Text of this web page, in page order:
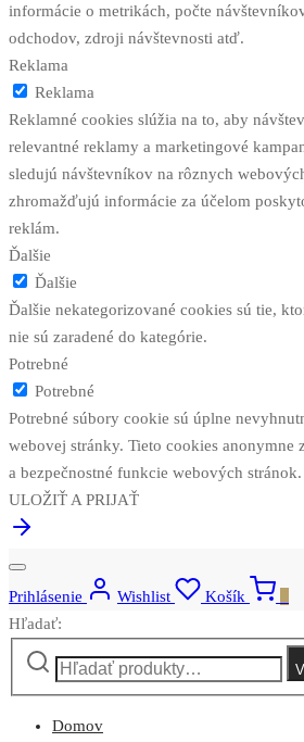
informácie o metrikách, počte
odchodov, zdroji návštevnosti atď.
Reklama
Reklama
Reklamné cookies slúžia na to, aby
relevantné reklamy a marketingové
sledujú návštevníkov na rôznych
zhromažďujú informácie za účelom
reklám.
Ďalšie
Ďalšie
Ďalšie nekategorizované cookies sú tie,
nie sú zaradené do kategórie.
Potrebné
Potrebné
Potrebné súbory cookie sú úplne
webovej stránky. Tieto cookies anonymne
a bezpečnostné funkcie webových stránok.
ULOŽIŤ A PRIJAŤ
Prihlásenie Wishlist Košík
Hľadať:
Domov